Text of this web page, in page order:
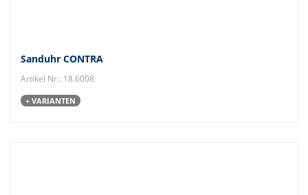
Sanduhr CONTRA
Artikel Nr.: 18.6008
+ VARIANTEN